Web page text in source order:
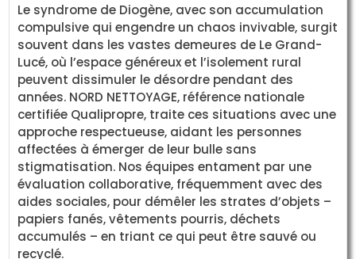
Le syndrome de Diogène, avec son accumulation
compulsive qui engendre un chaos invivable, surgit
souvent dans les vastes demeures de Le Grand-
Lucé, où l’espace généreux et l’isolement rural
peuvent dissimuler le désordre pendant des
années. NORD NETTOYAGE, référence nationale
certifiée Qualipropre, traite ces situations avec une
approche respectueuse, aidant les personnes
affectées à émerger de leur bulle sans
stigmatisation. Nos équipes entament par une
évaluation collaborative, fréquemment avec des
aides sociales, pour démêler les strates d’objets –
papiers fanés, vêtements pourris, déchets
accumulés – en triant ce qui peut être sauvé ou
recyclé.